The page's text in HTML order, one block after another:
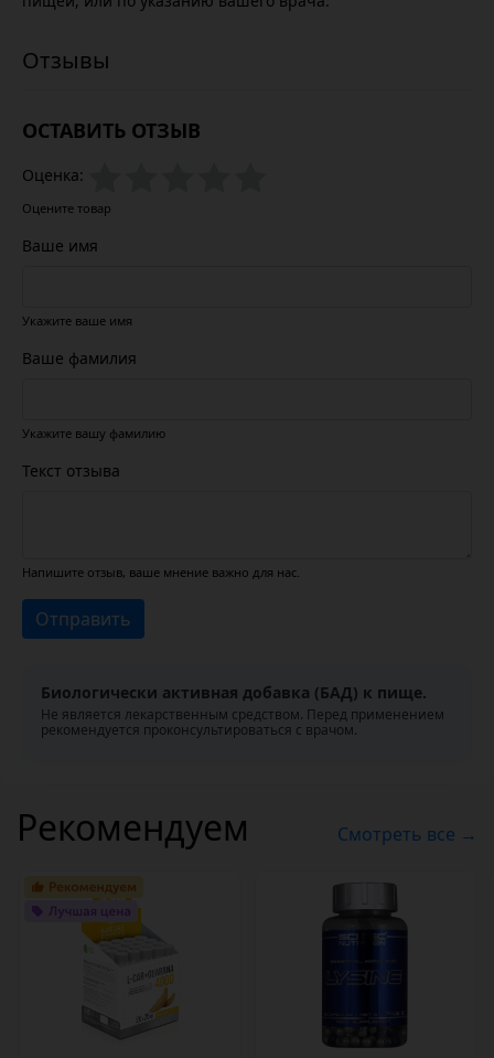
ОСТАВИТЬ ОТЗЫВ
Оценка:
Оцените товар
Ваше имя
Укажите ваше имя
Ваше фамилия
Укажите вашу фамилию
Текст отзыва
Напишите отзыв, ваше мнение важно для нас.
Отправить
Биологически активная добавка (БАД) к пище.
Не является лекарственным средством. Перед применением
рекомендуется проконсультироваться с врачом.
Рекомендуем Смотреть все →